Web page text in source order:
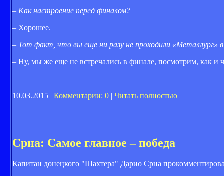
– Как настроение перед финалом?
– Хорошее.
– Тот факт, что вы еще ни разу не проходили «Металлург»
– Ну, мы же еще не встречались в финале, посмотрим, как и
10.03.2015 | Комментарии: 0 | Читать полностью
Срна: Самое главное – победа
Капитан донецкого "Шахтера" Дарио Срна